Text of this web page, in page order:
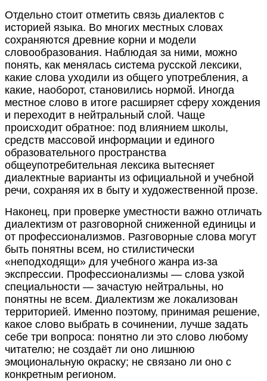
Отдельно стоит отметить связь диалектов с
историей языка. Во многих местных словах
сохраняются древние корни и модели
словообразования. Наблюдая за ними, можно
понять, как менялась система русской лексики,
какие слова уходили из общего употребления, а
какие, наоборот, становились нормой. Иногда
местное слово в итоге расширяет сферу хождения
и переходит в нейтральный слой. Чаще
происходит обратное: под влиянием школы,
средств массовой информации и единого
образовательного пространства
общеупотребительная лексика вытесняет
диалектные варианты из официальной и учебной
речи, сохраняя их в быту и художественной прозе.
Наконец, при проверке уместности важно отличать
диалектизм от разговорной сниженной единицы и
от профессионализмов. Разговорные слова могут
быть понятны всем, но стилистически
«неподходящи» для учебного жанра из-за
экспрессии. Профессионализмы — слова узкой
специальности — зачастую нейтральны, но
понятны не всем. Диалектизм же локализован
территорией. Именно поэтому, принимая решение,
какое слово выбрать в сочинении, лучше задать
себе три вопроса: понятно ли это слово любому
читателю; не создаёт ли оно лишнюю
эмоциональную окраску; не связано ли оно с
конкретным регионом.